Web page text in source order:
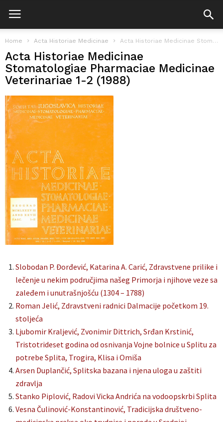
Home Acta Historiae Medicinae Acta Historiae Medicinae Stomatologiae Pharmaciae Medicinae Veterinariae 1-2 (1988)
Acta Historiae Medicinae
Stomatologiae Pharmaciae Medicinae
Veterinariae 1-2 (1988)
Slobodan P. Đorđević, Katarina A. Carić, Zdravstvene prilike i
lečenje u nekim područjima našeg Primorja i njihove veze sa
zaleđem i unutrašnjošću (1304 – 1788)
Roman Jelić, Zdravstveni radnici Dalmacije početkom 19.
stoljeća
Ljubomir Kraljević, Zvonimir Dittrich, Srđan Krstinić,
Tristotrideset godina od osnivanja Vojne bolnice u Splitu za
potrebe Splita, Trogira, Klisa i Omiša
Arsen Duplančić, Splitska bazana i njena uloga u zaštiti
zdravlja
Stanko Piplović, Radovi Vicka Andrića na vodoopskrbi Splita
Vesna Čulinović-Konstantinović, Tradicijska društveno-